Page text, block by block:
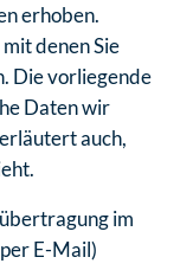
erhoben.
denen Sie
Die vorliegende
Daten wir
auch,
im
E-Mail)